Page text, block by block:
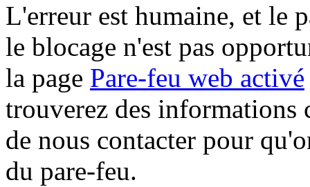
L'erreur est humaine, et le
le blocage n'est pas
la page Pare-feu web activé
trouverez des informations
de nous contacter pour
du pare-feu.